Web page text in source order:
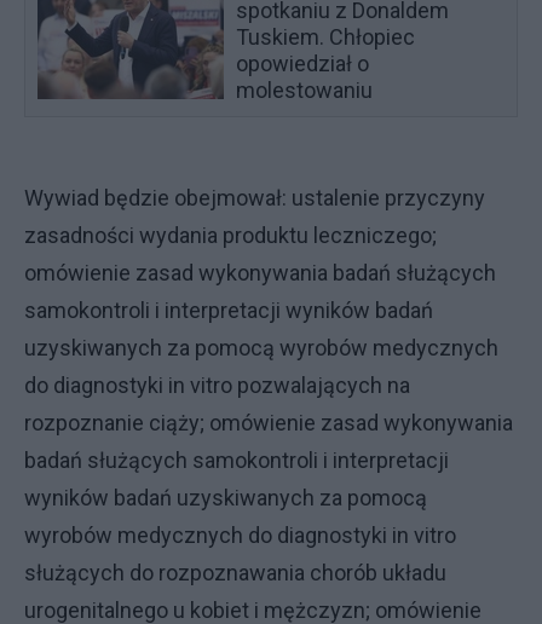
spotkaniu z Donaldem
Tuskiem. Chłopiec
opowiedział o
molestowaniu
Wywiad będzie obejmował: ustalenie przyczyny
zasadności wydania produktu leczniczego;
omówienie zasad wykonywania badań służących
samokontroli i interpretacji wyników badań
uzyskiwanych za pomocą wyrobów medycznych
do diagnostyki in vitro pozwalających na
rozpoznanie ciąży; omówienie zasad wykonywania
badań służących samokontroli i interpretacji
wyników badań uzyskiwanych za pomocą
wyrobów medycznych do diagnostyki in vitro
służących do rozpoznawania chorób układu
urogenitalnego u kobiet i mężczyzn; omówienie